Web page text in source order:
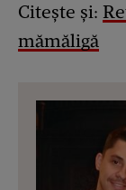
Citește și:
mămăligă